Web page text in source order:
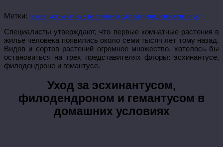
Метки: гемантускомнатные растенияуходфилодендронэсхинантус
Специалисты утверждают, что первые комнатные растения в
жилье человека появились около семи тысяч лет тому назад.
Видов и сортов растений огромное множество, хотелось бы
остановиться на трех представителях флоры: эсхинантусе,
филодендроне и гемантусе.
Уход за эсхинантусом,
филодендроном и гемантусом в
домашних условиях